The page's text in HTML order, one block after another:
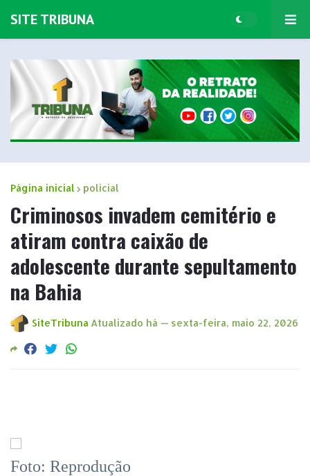
SITE TRIBUNA
Página inicial policial
Criminosos invadem cemitério e
atiram contra caixão de
adolescente durante sepultamento
na Bahia
SiteTribuna Atualizado há — sexta-feira, maio 22, 2026
Foto: Reprodução